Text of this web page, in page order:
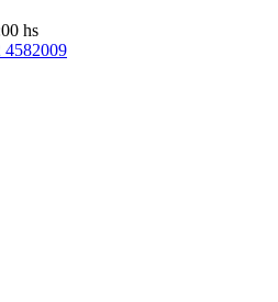
hs
4582009